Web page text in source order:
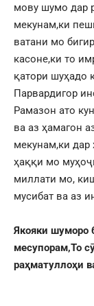
мову шумо дар
мекунам,ки
ватани мо
касоне,ки то
қатори шуҳадо
Парвардигор
Рамазон ато
ва аз ҳамагон
мекунам,ки
ҳаққи мо
миллати мо,
мусибат ва аз
Якояки шуморо
месупорам,То
раҳматуллоҳи